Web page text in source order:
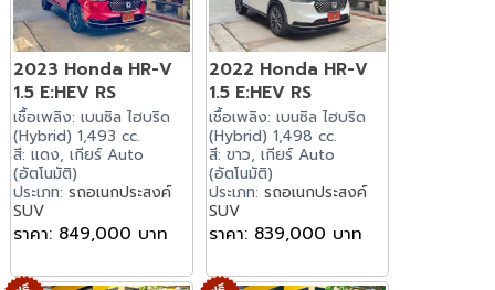
2023 Honda HR-V
1.5 E:HEV RS
เชื้อเพลิง: เบนซิล ไฮบริด
(Hybrid) 1,493 cc.
สี: แดง, เกียร์ Auto
(อัตโนมัติ)
ประเภท:รถอเนกประสงค์
SUV
ราคา: 849,000 บาท
2022 Honda HR-V
1.5 E:HEV RS
เชื้อเพลิง: เบนซิล ไฮบริด
(Hybrid) 1,498 cc.
สี: ขาว, เกียร์ Auto
(อัตโนมัติ)
ประเภท: รถอเนกประสงค์
SUV
ราคา: 839,000 บาท